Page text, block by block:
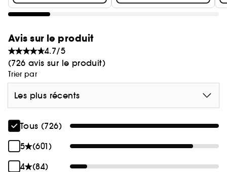
Avis sur le produit
4.7/5
(726 avis sur le produit)
Trier par
Les plus récents
Tous (726)
5
(601)
4
(84)